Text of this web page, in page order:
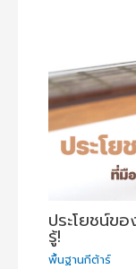
ประโยชน์ข
รู้!
พื้นฐานกีต้าร์